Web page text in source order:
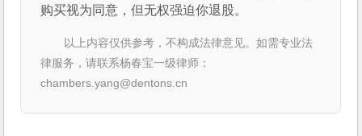
购买视为同意，但无权强迫你退股。
以上内容仅供参考，不构成法律意见。如需专业法
律服务，请联系杨春宝一级律师：
chambers.yang@dentons.cn